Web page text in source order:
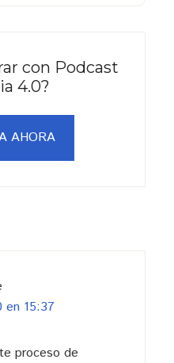
con Podcast
4.0?
AHORA
15:37
proceso de